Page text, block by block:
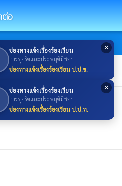
✕
ช่องทางแจ้งเรื่องร้องเรียน
การทุจริตและประพฤติมิชอบ
ช่องทางแจ้งเรื่องร้องเรียน ป.ป.ช.
✕
ช่องทางแจ้งเรื่องร้องเรียน
การทุจริตและประพฤติมิชอบ
ช่องทางแจ้งเรื่องร้องเรียน ป.ป.ท.
ต่อ